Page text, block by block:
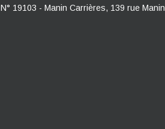
N° 19103 - Manin Carrières, 139 rue Manin